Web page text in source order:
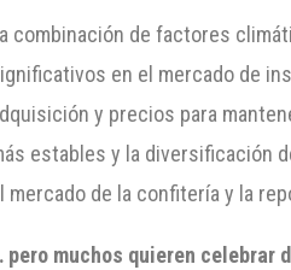
combinación de factores
en el mercado de
y precios para
estables y la diversificación
mercado de la confitería y la
pero muchos quieren celebrar